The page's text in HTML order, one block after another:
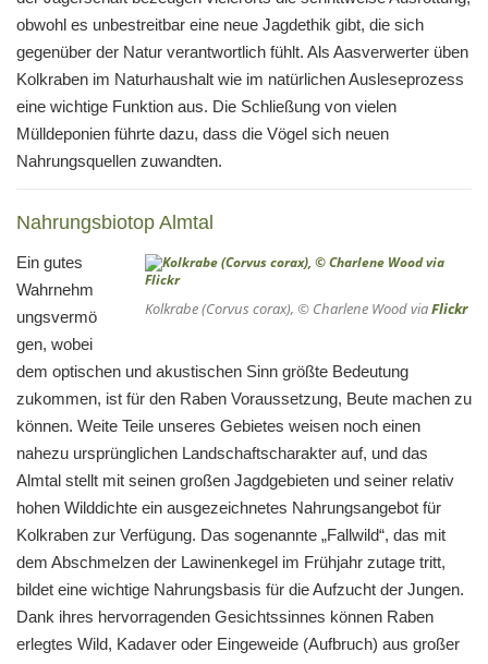
obwohl es unbestreitbar eine neue Jagdethik gibt, die sich
gegenüber der Natur verantwortlich fühlt. Als Aasverwerter üben
Kolkraben im Naturhaushalt wie im natürlichen Ausleseprozess
eine wichtige Funktion aus. Die Schließung von vielen
Mülldeponien führte dazu, dass die Vögel sich neuen
Nahrungsquellen zuwandten.
Nahrungsbiotop Almtal
Kolkrabe (Corvus corax), © Charlene Wood viaFlickr
Ein gutes
Wahrnehm
ungsvermö
gen, wobei
dem optischen und akustischen Sinn größte Bedeutung
zukommen, ist für den Raben Voraussetzung, Beute machen zu
können. Weite Teile unseres Gebietes weisen noch einen
nahezu ursprünglichen Landschaftscharakter auf, und das
Almtal stellt mit seinen großen Jagdgebieten und seiner relativ
hohen Wilddichte ein ausgezeichnetes Nahrungsangebot für
Kolkraben zur Verfügung. Das sogenannte „Fallwild“, das mit
dem Abschmelzen der Lawinenkegel im Frühjahr zutage tritt,
bildet eine wichtige Nahrungsbasis für die Aufzucht der Jungen.
Dank ihres hervorragenden Gesichtssinnes können Raben
erlegtes Wild, Kadaver oder Eingeweide (Aufbruch) aus großer